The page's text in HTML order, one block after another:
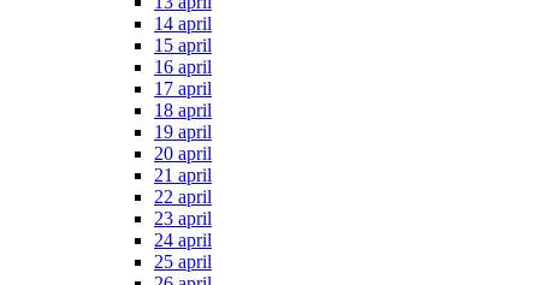
14 april
15 april
16 april
17 april
18 april
19 april
20 april
21 april
22 april
23 april
24 april
25 april